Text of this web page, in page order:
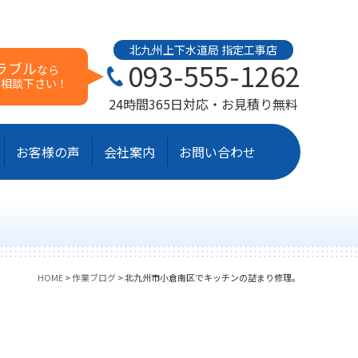
ブルなら
談下さい！
北九州上下水道局 指定工事店
093-555-1262
24時間365日対応・お見積り無料
お客様の声 会社案内 お問い合わせ
HOME>作業ブログ>北九州市小倉南区でキッチンの詰まり修理。